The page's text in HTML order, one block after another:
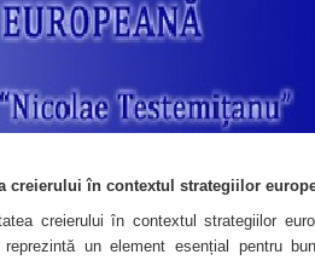
creierului în contextul strategiilor
creierului în contextul strategiilor
un element esențial pentru